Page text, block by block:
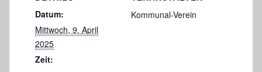
Datum:
Mittwoch, 9. April
2025
Zeit:
Kommunal-Verein